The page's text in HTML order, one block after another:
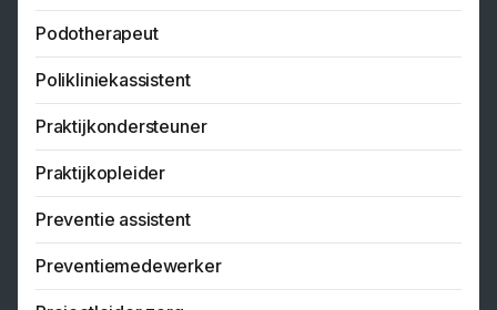
Podotherapeut
Polikliniekassistent
Praktijkondersteuner
Praktijkopleider
Preventie assistent
Preventiemedewerker